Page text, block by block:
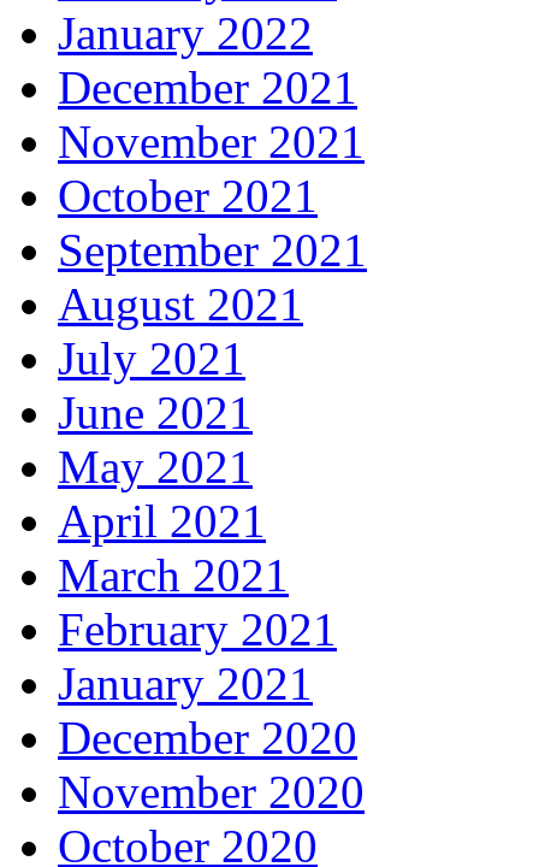
January 2022
December 2021
November 2021
October 2021
September 2021
August 2021
July 2021
June 2021
May 2021
April 2021
March 2021
February 2021
January 2021
December 2020
November 2020
October 2020